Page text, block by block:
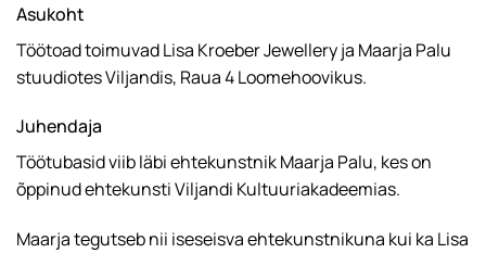
Asukoht
Töötoad toimuvad Lisa Kroeber Jewellery ja Maarja Palu
stuudiotes Viljandis, Raua 4 Loomehoovikus.
Juhendaja
Töötubasid viib läbi ehtekunstnik Maarja Palu, kes on
õppinud ehtekunsti Viljandi Kultuuriakadeemias.
Maarja tegutseb nii iseseisva ehtekunstnikuna kui ka Lisa